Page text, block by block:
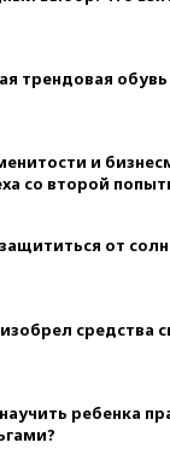
трендовая обувь
и
со второй
от
средства
ребенка